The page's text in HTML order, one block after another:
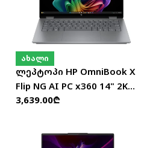
ახალი
ლეპტოპი HP OmniBook X
Flip NG AI PC x360 14" 2K
(Ultra 5-226V/16GB/512GB
ჩვეულებრივი
3,639.00₾